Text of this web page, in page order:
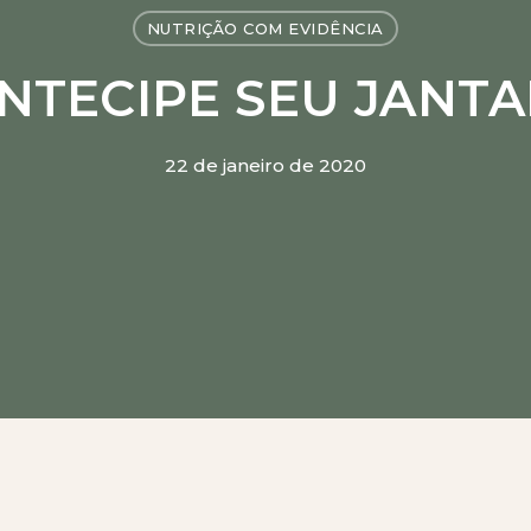
NUTRIÇÃO COM EVIDÊNCIA
SEU
22 de janeiro de 2020
Leandro Medeiros
Faller